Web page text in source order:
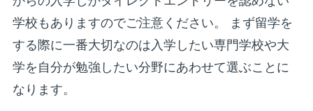
学校もありますのでご注意ください。 まず留学を
する際に一番大切なのは入学したい専門学校や大
学を自分が勉強したい分野にあわせて選ぶことに
なります。